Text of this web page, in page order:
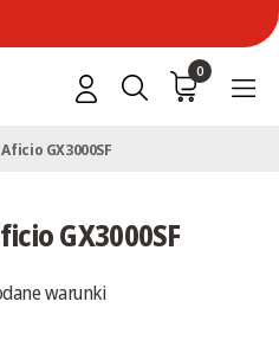
0
Aficio GX3000SF
GX3000SF
warunki